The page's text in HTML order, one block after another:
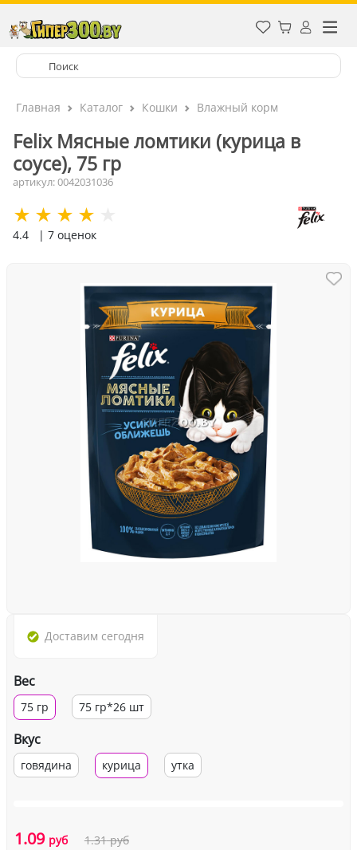
Главная Каталог Кошки Влажный корм
Felix Мясные ломтики (курица в
соусе), 75 гр
артикул: 0042031036
4.4 | 7 оценок
Доставим сегодня
Вес
75 гр 75 гр*26 шт
Вкус
говядина курица утка
1.09 руб 1.31руб